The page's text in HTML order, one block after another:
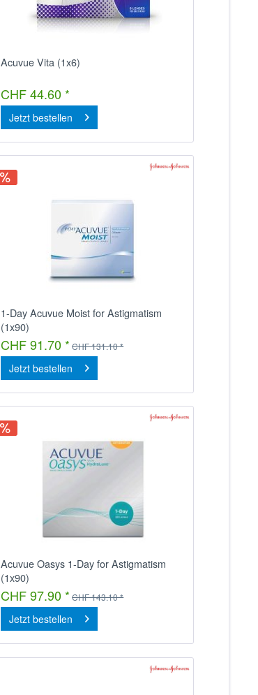
Acuvue Vita (1x6)
CHF 44.60 *
Jetzt bestellen
1-Day Acuvue Moist for Astigmatism
(1x90)
CHF 91.70 * CHF 131.10 *
Jetzt bestellen
Acuvue Oasys 1-Day for Astigmatism
(1x90)
CHF 97.90 * CHF 143.10 *
Jetzt bestellen